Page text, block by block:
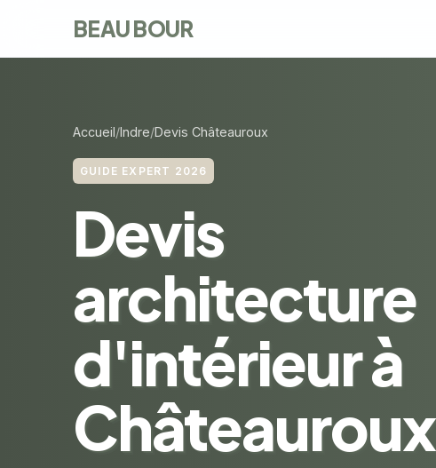
BEAU BOUR
Accueil Indre Devis Châteauroux
GUIDE EXPERT 2026
Devis
architecture
d'intérieur à
Châteauroux